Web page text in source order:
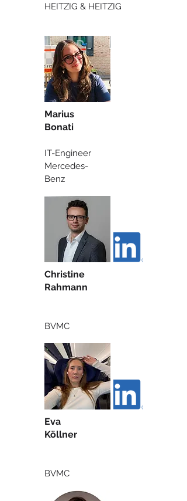
HEITZIG & HEITZIG
Marius
Bonati
IT-Engineer
Mercedes-
Benz
Christine
Rahmann
BVMC
Eva
Köllner
BVMC